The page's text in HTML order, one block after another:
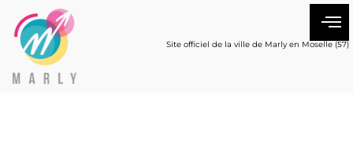
Site officiel de la ville de Marly en Moselle (57)